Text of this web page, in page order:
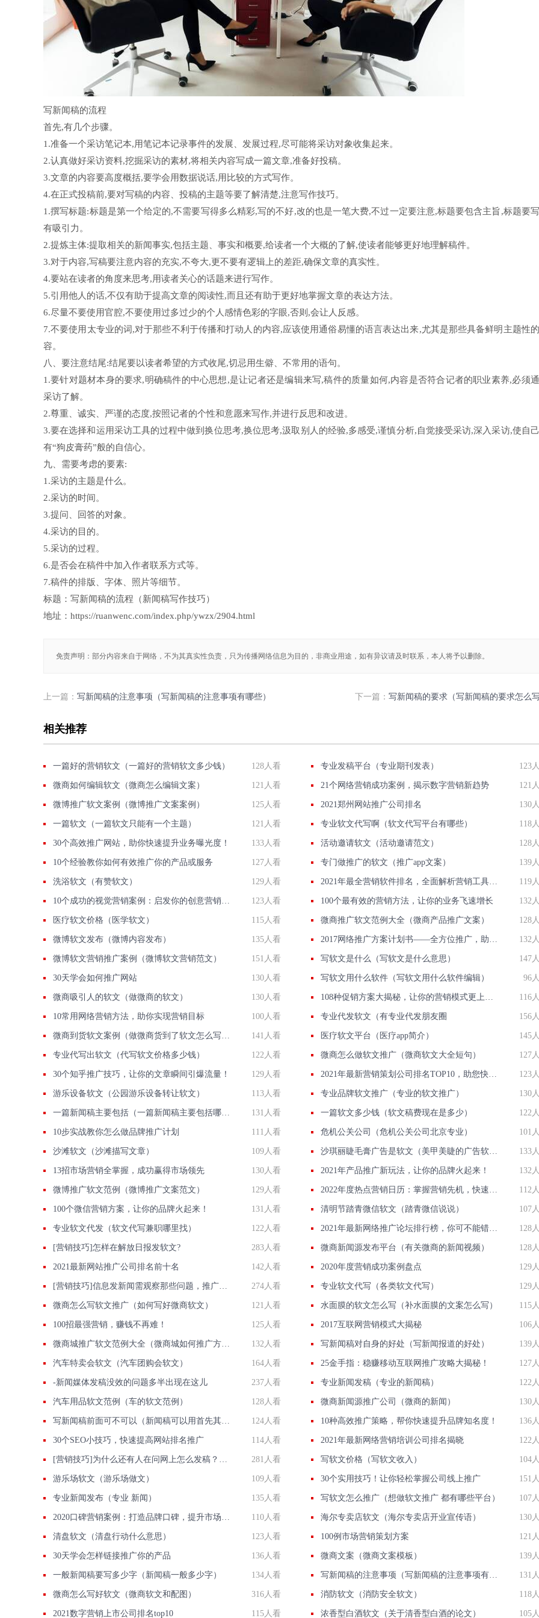
写新闻稿的流程
首先,有几个步骤。
1.准备一个采访笔记本,用笔记本记录事件的发展、发展过程,尽可能将采访对象收集起来。
2.认真做好采访资料,挖掘采访的素材,将相关内容写成一篇文章,准备好投稿。
3.文章的内容要高度概括,要学会用数据说话,用比较的方式写作。
4.在正式投稿前,要对写稿的内容、投稿的主题等要了解清楚,注意写作技巧。
1.撰写标题:标题是第一个给定的,不需要写得多么精彩,写的不好,改的也是一笔大费,不过一定要注意,标题要包含主旨,标题要
有吸引力。
2.提炼主体:提取相关的新闻事实,包括主题、事实和概要,给读者一个大概的了解,使读者能够更好地理解稿件。
3.对于内容,写稿要注意内容的充实,不夸大,更不要有逻辑上的差距,确保文章的真实性。
4.要站在读者的角度来思考,用读者关心的话题来进行写作。
5.引用他人的话,不仅有助于提高文章的阅读性,而且还有助于更好地掌握文章的表达方法。
6.尽量不要使用官腔,不要使用过多过少的个人感情色彩的字眼,否则,会让人反感。
7.不要使用太专业的词,对于那些不利于传播和打动人的内容,应该使用通俗易懂的语言表达出来,尤其是那些具备鲜明主题性
容。
八、要注意结尾:结尾要以读者希望的方式收尾,切忌用生僻、不常用的语句。
1.要针对题材本身的要求,明确稿件的中心思想,是让记者还是编辑来写,稿件的质量如何,内容是否符合记者的职业素养,必须
采访了解。
2.尊重、诚实、严谨的态度,按照记者的个性和意愿来写作,并进行反思和改进。
3.要在选择和运用采访工具的过程中做到换位思考,换位思考,汲取别人的经验,多感受,谨慎分析,自觉接受采访,深入采访,使自
有“狗皮膏药”般的自信心。
九、需要考虑的要素:
1.采访的主题是什么。
2.采访的时间。
3.提问、回答的对象。
4.采访的目的。
5.采访的过程。
6.是否会在稿件中加入作者联系方式等。
7.稿件的排版、字体、照片等细节。
标题：写新闻稿的流程（新闻稿写作技巧）
地址：https://ruanwenc.com/index.php/ywzx/2904.html
免责声明：部分内容来自于网络，不为其真实性负责，只为传播网络信息为目的，非商业用途，如有异议请及时联系，本人将予以删除。
上一篇： 写新闻稿的注意事项（写新闻稿的注意事项有哪些） 下一篇： 写新闻稿的要求（写新闻稿的要求怎么写
相关推荐
一篇好的营销软文（一篇好的营销软文多少钱） 128人看 专业发稿平台（专业期刊发表） 123
微商如何编辑软文（微商怎么编辑文案） 121人看 21个网络营销成功案例，揭示数字营销新趋势 121
微博推广软文案例（微博推广文案案例） 125人看 2021郑州网站推广公司排名 130
一篇软文（一篇软文只能有一个主题） 121人看 专业软文代写啊（软文代写平台有哪些） 118
30个高效推广网站，助你快速提升业务曝光度！ 133人看 活动邀请软文（活动邀请范文） 128
10个经验教你如何有效推广你的产品或服务 127人看 专门做推广的软文（推广app文案） 139
洗浴软文（有赞软文） 129人看 2021年最全营销软件排名，全面解析营销工具趋势！ 119
10个成功的视觉营销案例：启发你的创意营销之路 123人看 100个最有效的营销方法，让你的业务飞速增长 132
医疗软文价格（医学软文） 115人看 微商推广软文范例大全（微商产品推广文案） 128
微博软文发布（微博内容发布） 135人看 2017网络推广方案计划书——全方位推广，助力企业发展 132
微博软文营销推广案例（微博软文营销范文） 151人看 写软文是什么（写软文是什么意思） 147
30天学会如何推广网站 130人看 写软文用什么软件（写软文用什么软件编辑） 96
微商吸引人的软文（做微商的软文） 130人看 108种促销方案大揭秘，让你的营销模式更上一层楼！ 116
10常用网络营销方法，助你实现营销目标 100人看 专业代发软文（有专业代发朋友圈 156
微商到货软文案例（做微商货到了软文怎么写比较好） 141人看 医疗软文平台（医疗app简介） 145
专业代写出软文（代写软文价格多少钱） 122人看 微商怎么做软文推广（微商软文大全短句） 127
30个知乎推广技巧，让你的文章瞬间引爆流量！ 129人看 2021年最新营销策划公司排名TOP10，助您快速选择优质合作伙伴！ 123
游乐设备软文（公园游乐设备转让软文） 113人看 专业品牌软文推广（专业的软文推广） 130
一篇新闻稿主要包括（一篇新闻稿主要包括哪三个部分） 131人看 一篇软文多少钱（软文稿费现在是多少） 122
10步实战教你怎么做品牌推广计划 111人看 危机公关公司（危机公关公司北京专业） 101
沙滩软文（沙滩描写文章） 109人看 沙琪丽睫毛膏广告是软文（美甲美睫的广告软文） 133
13招市场营销全掌握，成功赢得市场领先 130人看 2021年产品推广新玩法，让你的品牌火起来！ 132
微博推广软文范例（微博推广文案范文） 129人看 2022年度热点营销日历：掌握营销先机，快速提升品牌影响力！ 112
100个微信营销方案，让你的品牌火起来！ 131人看 清明节踏青微信软文（踏青微信说说） 107
专业软文代发（软文代写兼职哪里找） 122人看 2021年最新网络推广论坛排行榜，你可不能错过！ 128
[营销技巧]怎样在解放日报发软文? 283人看 微商新闻源发布平台（有关微商的新闻视频） 128
2021最新网站推广公司排名前十名 142人看 2020年度营销成功案例盘点 129
[营销技巧]信息发新闻需观察那些问题，推广方法有那些？ 274人看 专业软文代写（各类软文代写） 129
微商怎么写软文推广（如何写好微商软文） 121人看 水面膜的软文怎么写（补水面膜的文案怎么写） 115
100招最强营销，赚钱不再难！ 125人看 2017互联网营销模式大揭秘 106
微商城推广软文范例大全（微商城如何推广方案） 132人看 写新闻稿对自身的好处（写新闻报道的好处） 139
汽车特卖会软文（汽车团购会软文） 164人看 25金手指：稳赚移动互联网推广攻略大揭秘！ 127
-新闻媒体发稿没效的问题多半出现在这儿 237人看 专业新闻发稿（专业的新闻稿） 122
汽车用品软文范例（车的软文范例） 128人看 微商新闻源推广公司（微商的新闻） 130
写新闻稿前面可不可以（新闻稿可以用首先其次吗） 124人看 10种高效推广策略，帮你快速提升品牌知名度！ 136
30个SEO小技巧，快速提高网站排名推广 114人看 2021年最新网络营销培训公司排名揭晓 122
[营销技巧]为什么还有人在问网上怎么发稿？用智慧软文 281人看 写软文价格（写软文收入） 104
游乐场软文（游乐场做文） 109人看 30个实用技巧！让你轻松掌握公司线上推广 151
专业新闻发布（专业 新闻） 135人看 写软文怎么推广（想做软文推广 都有哪些平台） 107
2020口碑营销案例：打造品牌口碑，提升市场竞争力 110人看 海尔专卖店软文（海尔专卖店开业宣传语） 130
清盘软文（清盘行动什么意思） 123人看 100例市场营销策划方案 121
30天学会怎样链接推广你的产品 136人看 微商文案（微商文案模板） 139
一般新闻稿要写多少字（新闻稿一般多少字） 134人看 写新闻稿的注意事项（写新闻稿的注意事项有哪些） 131
微商怎么写好软文（微商软文和配图） 316人看 消防软文（消防安全软文） 118
2021数字营销上市公司排名top10 115人看 浓香型白酒软文（关于清香型白酒的论文） 105